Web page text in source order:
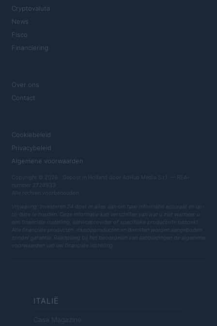
Cryptovaluta
News
Fisco
Financiering
Over ons
Contact
Cookiebeleid
Privacybeleid
Algemene voorwaarden
Copyright © 2026 · Gepost in Holland door AdHub Media S.r.l. — REA-
nummer 2729933
Alle rechten voorbehouden
Vrijwaring: Investeren 24 doet er alles aan om haar informatie accuraat en up-
to-date te houden. Deze informatie kan verschillen van wat u ziet wanneer u
een financiële instelling, serviceprovider of specifieke productsite bezoekt.
Alle financiële producten, inkoopproducten en diensten worden aangeboden
zonder garantie. Raadpleeg bij het beoordelen van aanbiedingen de algemene
voorwaarden van uw financiële instelling.
ITALIË
Casa Magazine